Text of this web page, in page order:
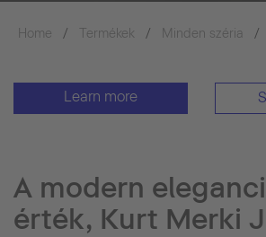
Home Termékek Minden széria
Learn more
A modern
érték, Kurt Merki